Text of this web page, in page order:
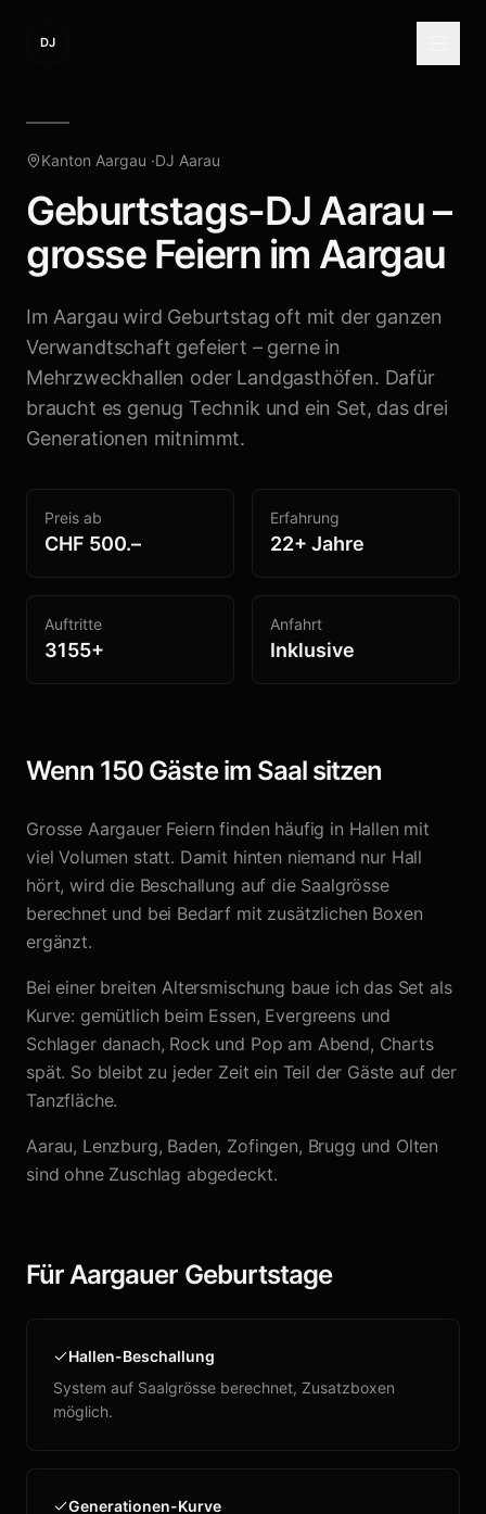
DJ
Kanton Aargau ·DJ Aarau
Geburtstags-DJ Aarau –
grosse Feiern im Aargau
Im Aargau wird Geburtstag oft mit der ganzen
Verwandtschaft gefeiert – gerne in
Mehrzweckhallen oder Landgasthöfen. Dafür
braucht es genug Technik und ein Set, das drei
Generationen mitnimmt.
Preis ab
CHF 500.–
Erfahrung
22+ Jahre
Auftritte
3155+
Anfahrt
Inklusive
Wenn 150 Gäste im Saal sitzen
Grosse Aargauer Feiern finden häufig in Hallen mit
viel Volumen statt. Damit hinten niemand nur Hall
hört, wird die Beschallung auf die Saalgrösse
berechnet und bei Bedarf mit zusätzlichen Boxen
ergänzt.
Bei einer breiten Altersmischung baue ich das Set als
Kurve: gemütlich beim Essen, Evergreens und
Schlager danach, Rock und Pop am Abend, Charts
spät. So bleibt zu jeder Zeit ein Teil der Gäste auf der
Tanzfläche.
Aarau, Lenzburg, Baden, Zofingen, Brugg und Olten
sind ohne Zuschlag abgedeckt.
Für Aargauer Geburtstage
Hallen-Beschallung
System auf Saalgrösse berechnet, Zusatzboxen
möglich.
Generationen-Kurve